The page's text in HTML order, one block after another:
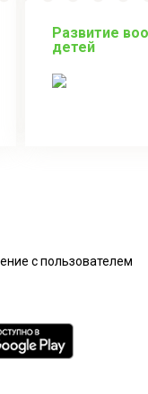
Развитие
детей
с пользователем